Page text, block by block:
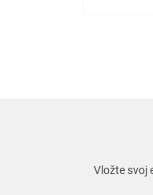
Vložte svoj